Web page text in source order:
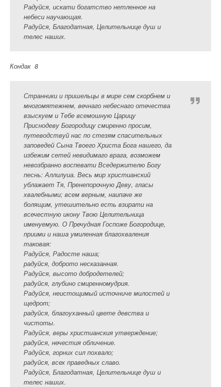
Радуйся, искати богатство нетленное на
небеси научающая.
Радуйся, Благодатная, Целительнице душ и
телес наших.
Кондак 8
Странники и пришельцы в мире сем скорбнем и
многомятежнем, вечнаго небеснаго отечества
взыскуем и Тебе всемошную Царицу
Приснодеву Богородицу смиренно просим,
путеводствуй нас по стезям спасительных
заповедей Сына Твоего Христа Бога нашего, да
избежим сетей невидимаго врага, возможем
невозбранно воспевати Вседержителю Богу
песнь: Аллилуиа. Весь мир христианский
ублажает Тя, Пренепорочную Деву, гласы
хвалебными; всем верным, наипаче же
болящим, утешительно есть взирати на
всечестную икону Твою Целительница
именуемую. О Пречудная Госпоже Богородице,
приими и наша умиленная благохваления
таковая:
Радуйся, Радосте наша;
радуйся, доброто несказанная.
Радуйся, высото добродетелей;
радуйся, глубино смиренномудрия.
Радуйся, неистощимый источниче милостей и
щедрот;
радуйся, благоуханный цвете девства и
чистоты.
Радуйся, веры христианския утверждение;
радуйся, нечестия обличение.
Радуйся, горних сил похвало;
радуйся, всех праведных славо.
Радуйся, Благодатная, Целительнице душ и
телес наших.